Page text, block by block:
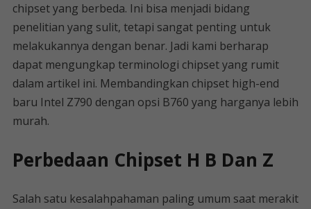
chipset yang berbeda. Ini bisa menjadi bidang
penelitian yang sulit, tetapi sangat penting untuk
melakukannya dengan benar. Jadi kami berharap
dapat mengungkap terminologi chipset yang rumit
dalam artikel ini. Membandingkan chipset high-end
baru Intel Z790 dengan opsi B760 yang harganya lebih
murah.
Perbedaan Chipset H B Dan Z
Salah satu kesalahpahaman paling umum saat merakit